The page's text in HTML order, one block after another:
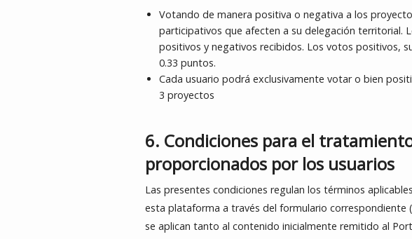
Votando de manera positiva o negativa a los
participativos que afecten a su delegación territorial.
positivos y negativos recibidos. Los votos positivos,
0.33 puntos.
Cada usuario podrá exclusivamente votar o bien
3 proyectos
6. Condiciones para el
proporcionados por los usuarios
Las presentes condiciones regulan los términos
esta plataforma a través del formulario correspondiente
se aplican tanto al contenido inicialmente remitido al